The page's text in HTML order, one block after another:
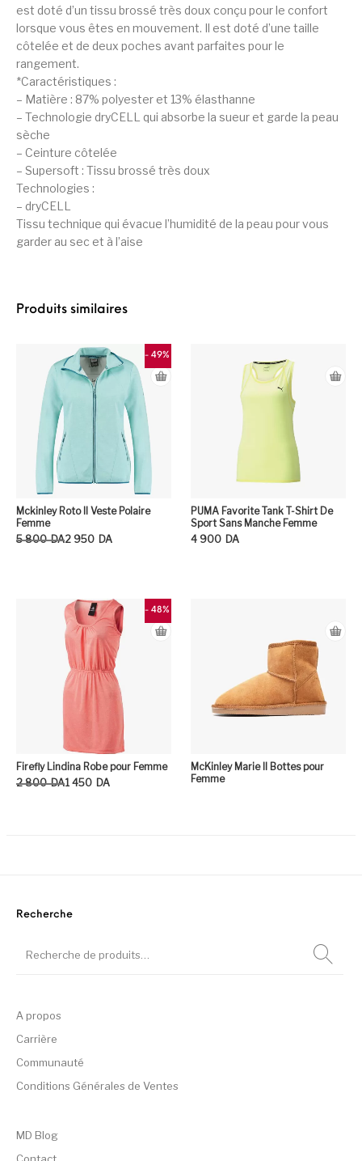
est doté d’un tissu brossé très doux conçu pour le confort
lorsque vous êtes en mouvement. Il est doté d’une taille
côtelée et de deux poches avant parfaites pour le
rangement.
*Caractéristiques :
– Matière : 87% polyester et 13% élasthanne
– Technologie dryCELL qui absorbe la sueur et garde la peau
sèche
– Ceinture côtelée
– Supersoft : Tissu brossé très doux
Technologies :
– dryCELL
Tissu technique qui évacue l’humidité de la peau pour vous
garder au sec et à l’aise
Produits similaires
- 49%
Mckinley Roto II Veste Polaire
Femme
5 800 DA
Le prix initial était : 5 800DA.
2 950 DA
Le prix actuel est : 2 950DA.
PUMA Favorite Tank T-Shirt De
Sport Sans Manche Femme
4 900 DA
- 48%
Firefly Lindina Robe pour Femme
2 800 DA
Le prix initial était : 2 800DA.
1 450 DA
Le prix actuel est : 1 450DA.
McKinley Marie II Bottes pour
Femme
Recherche
A propos
Carrière
Communauté
Conditions Générales de Ventes
MD Blog